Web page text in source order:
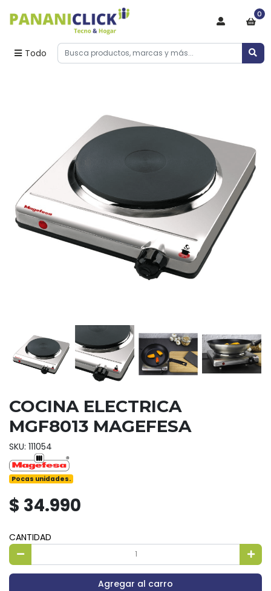
Todo
0
COCINA ELECTRICA
MGF8013 MAGEFESA
SKU: 111054
Pocas unidades.
$ 34.990
CANTIDAD
Agregar al carro